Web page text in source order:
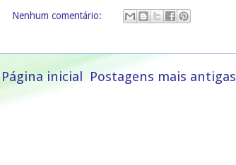
Nenhum comentário:
Postagens mais antigas
Página inicial